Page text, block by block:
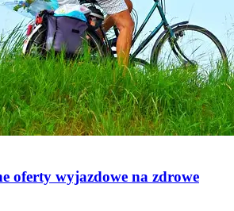
oferty wyjazdowe na zdrowe